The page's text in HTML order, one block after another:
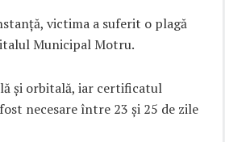
victima a suferit o plagă
Municipal Motru.
și orbitală, iar certificatul
necesare între 23 și 25 de zile